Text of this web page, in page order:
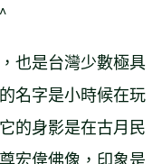
也是台灣少數極具
名字是小時候在玩
的身影是在古月民
宏偉佛像，印象是